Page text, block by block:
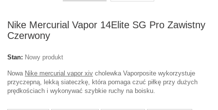
Nike Mercurial Vapor 14Elite SG Pro Zawistny
Czerwony
Stan: Nowy produkt
Nowa Nike mercurial vapor xiv cholewka Vaporposite wykorzystuje
przyczepną, lekką siateczkę, która pomaga czuć piłkę przy dużych
prędkościach i wykonywać szybkie ruchy na boisku.